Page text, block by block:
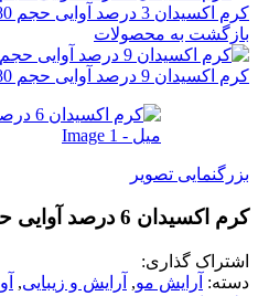
3 درصد آوایی حجم 180 میل
به محصولات
9 درصد آوایی حجم 180 میل
تصویر
6 درصد آوایی حجم 180 میل
گذاری:
آرایش مو , آرایش و زیبایی, آوایی,